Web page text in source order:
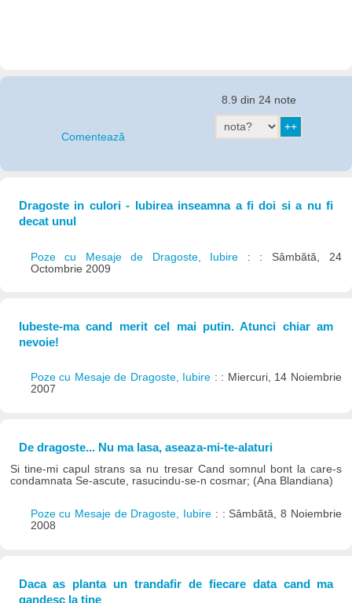
Comentează
8.9 din 24 note
Dragoste in culori - Iubirea inseamna a fi doi si a nu fi
decat unul
Poze cu Mesaje de Dragoste, Iubire : : Sâmbătă, 24
Octombrie 2009
Iubeste-ma cand merit cel mai putin. Atunci chiar am
nevoie!
Poze cu Mesaje de Dragoste, Iubire : : Miercuri, 14 Noiembrie
2007
De dragoste... Nu ma lasa, aseaza-mi-te-alaturi
Si tine-mi capul strans sa nu tresar Cand somnul bont la care-s
condamnata Se-ascute, rasucindu-se-n cosmar; (Ana Blandiana)
Poze cu Mesaje de Dragoste, Iubire : : Sâmbătă, 8 Noiembrie
2008
Daca as planta un trandafir de fiecare data cand ma
gandesc la tine